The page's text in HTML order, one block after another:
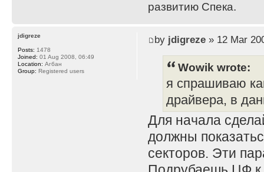
развитию Спека.
by jdigreze» 12 Mar
Wowik wrote:
я спрашиваю
драйвера, в
Для начала
должны
секторов. Эти
jdigreze
Posts: 1478
Joined: 01 Aug 2008, 06:49
Location: Агбан
Group: Registered users